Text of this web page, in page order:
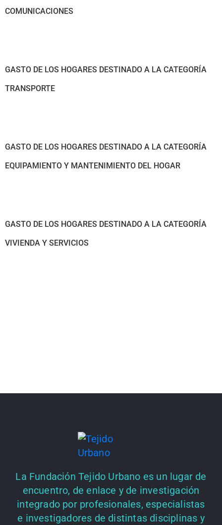
COMUNICACIONES
GASTO DE LOS HOGARES DESTINADO A LA CATEGORÍA
TRANSPORTE
GASTO DE LOS HOGARES DESTINADO A LA CATEGORÍA
EQUIPAMIENTO Y MANTENIMIENTO DEL HOGAR
GASTO DE LOS HOGARES DESTINADO A LA CATEGORÍA
VIVIENDA Y SERVICIOS
La Fundación Tejido Urbano es un lugar de
encuentro, de enlace y de investigación
integrado por profesionales, especialistas
e investigadores de distintas disciplinas y